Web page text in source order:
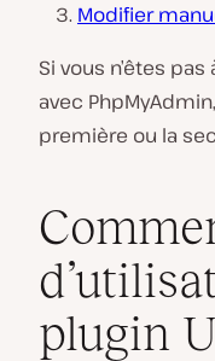
Modifier
Si vous n’êtes
avec
première ou la
plugin